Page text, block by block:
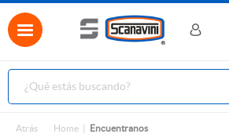
Atrás Home Encuentranos